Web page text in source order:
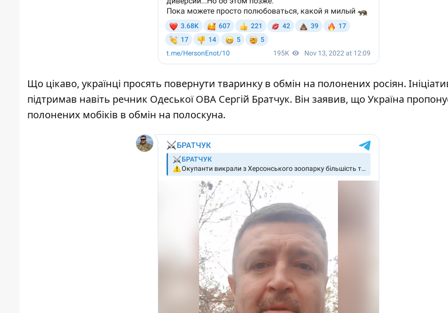
Що цікаво, українці просять повернути тваринку в обмін на полонених росіян.
підтримав навіть речник Одеської ОВА Сергій Братчук. Він заявив, що Україна
полонених мобіків в обмін на полоскуна.